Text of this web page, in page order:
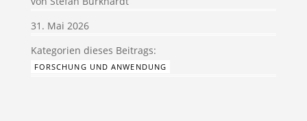
31. Mai 2026
FORSCHUNG UND ANWENDUNG